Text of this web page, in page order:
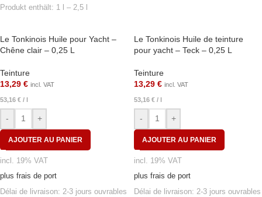
Produkt enthält: 1
– 2,5
Le Tonkinois Huile pour Yacht –
Chêne clair – 0,25 L
Teinture
13,29 € incl. VAT
53,16 € / l
- +
AJOUTER AU PANIER
incl. 19% VAT
plus frais de port
Délai de livraison: 2-3 jours ouvrables
Le Tonkinois Huile de teinture
pour yacht – Teck – 0,25 L
Teinture
13,29 € incl. VAT
53,16 € / l
- +
AJOUTER AU PANIER
incl. 19% VAT
plus frais de port
Délai de livraison: 2-3 jours ouvrables